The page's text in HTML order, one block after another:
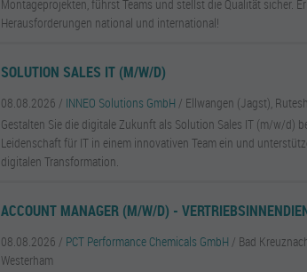
Montageprojekten, führst Teams und stellst die Qualität sicher.
Herausforderungen national und international!
SOLUTION SALES IT (M/W/D)
08.08.2026 / INNEO Solutions GmbH / Ellwangen (Jagst),
Gestalten Sie die digitale Zukunft als Solution Sales IT (m/w/d)
Leidenschaft für IT in einem innovativen Team ein und
digitalen Transformation.
ACCOUNT MANAGER (M/W/D) -
08.08.2026 / PCT Performance Chemicals GmbH / Bad
Westerham